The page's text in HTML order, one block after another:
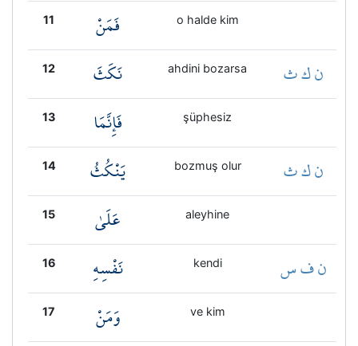
11 فَمَنْ o halde kim
12 نَكَثَ ahdini bozarsa ن ك ث
13 فَإِنَّمَا şüphesiz
14 يَنْكُثُ bozmuş olur ن ك ث
15 عَلَىٰ aleyhine
16 نَفْسِهِ kendi ن ف س
17 وَمَنْ ve kim